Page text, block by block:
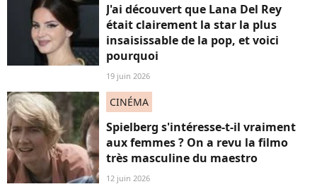
J'ai découvert que Lana Del Rey
était clairement la star la plus
insaisissable de la pop, et voici
pourquoi
19 juin 2026
CINÉMA
Spielberg s'intéresse-t-il vraiment
aux femmes ? On a revu la filmo
très masculine du maestro
12 juin 2026